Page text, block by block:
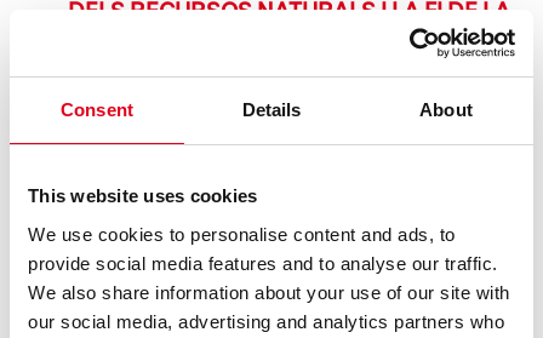
Consent Details About
This website uses cookies
We use cookies to personalise content and ads, to
provide social media features and to analyse our traffic.
We also share information about your use of our site with
our social media, advertising and analytics partners who
DELS RECURSOS NATURALS I LA FI DE LA
PROTAGONISTES DE LES PROPOSTES
DEL GREC 2026 A LA BROSSA
crítica a l’explotació de l’aigua a l’Àfrica. Qui hi ha del
co ......